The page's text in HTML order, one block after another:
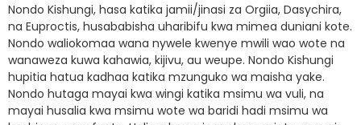
Nondo Kishungi, hasa katika jamii/jinasi za Orgiia, Dasychira,
na Euproctis, husababisha uharibifu kwa mimea duniani kote.
Nondo waliokomaa wana nywele kwenye mwili wao wote na
wanaweza kuwa kahawia, kijivu, au weupe. Nondo Kishungi
hupitia hatua kadhaa katika mzunguko wa maisha yake.
Nondo hutaga mayai kwa wingi katika msimu wa vuli, na
mayai husalia kwa msimu wote wa baridi hadi msimu wa